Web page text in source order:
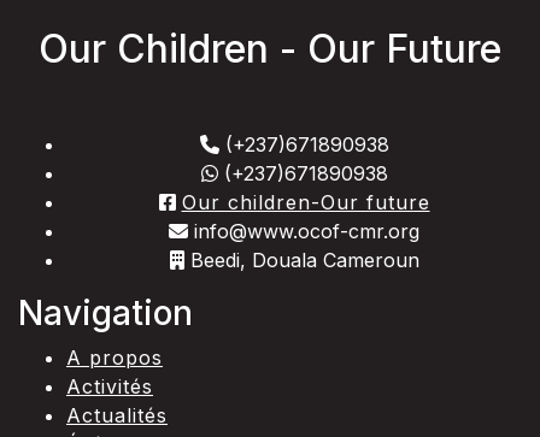
Our Children - Our Future
(+237)671890938
(+237)671890938
Our children-Our future
info@www.ocof-cmr.org
Beedi, Douala Cameroun
Navigation
A propos
Activités
Actualités